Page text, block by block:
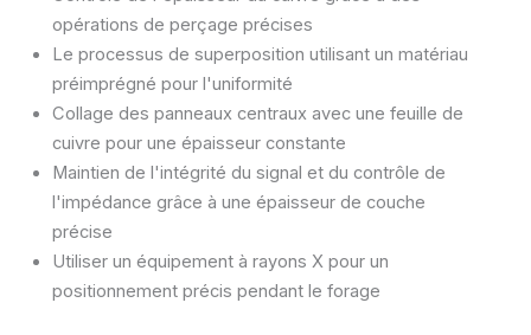
opérations de perçage précises
Le processus de superposition utilisant un matériau
préimprégné pour l'uniformité
Collage des panneaux centraux avec une feuille de
cuivre pour une épaisseur constante
Maintien de l'intégrité du signal et du contrôle de
l'impédance grâce à une épaisseur de couche
précise
Utiliser un équipement à rayons X pour un
positionnement précis pendant le forage